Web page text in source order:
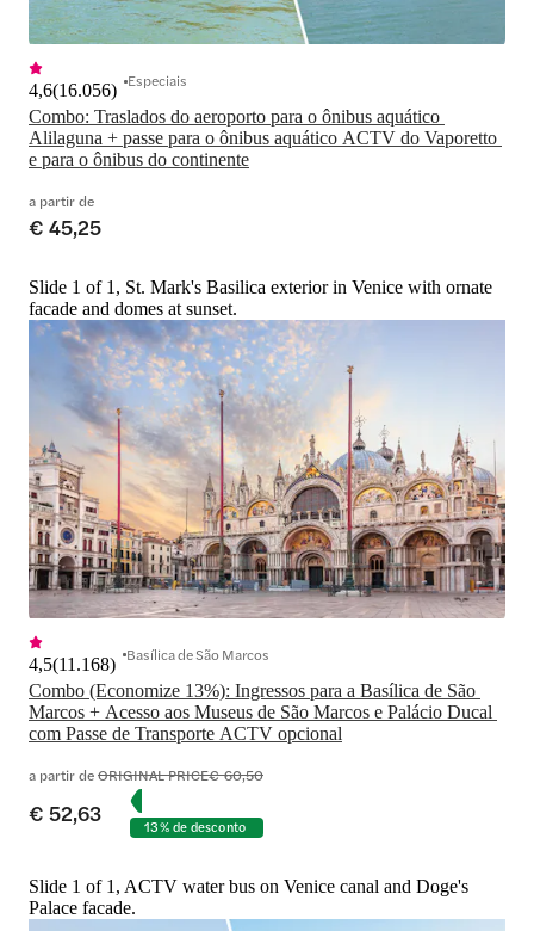
Combo: Traslados do aeroporto para o ônibus aquático
Alilaguna + passe para o ônibus aquático ACTV do Vaporetto
e para o ônibus do continente
4,6(16.056) Especiais
a partir de
€ 45,25
Slide 1 of 1, St. Mark's Basilica exterior in Venice with ornate
facade and domes at sunset.
Combo (Economize 13%): Ingressos para a Basílica de São
Marcos + Acesso aos Museus de São Marcos e Palácio Ducal
com Passe de Transporte ACTV opcional
4,5(11.168) Basílica de São Marcos
a partir deORIGINAL PRICE€ 60,50
€ 52,63 13% de desconto
Slide 1 of 1, ACTV water bus on Venice canal and Doge's
Palace facade.